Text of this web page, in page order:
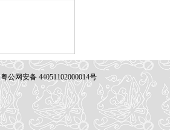
粤公网安备 44051102000014号